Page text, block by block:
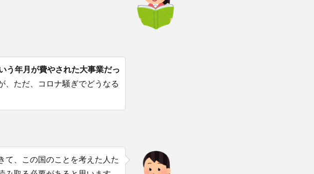
う年月が費やされた大事業だっ
、ただ、コロナ騒ぎでどうなる
て、この国のことを考えた人た